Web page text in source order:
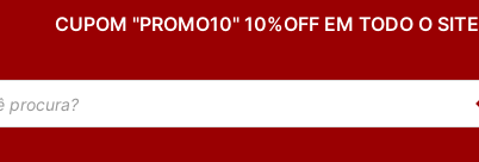
CUPOM "PROMO10" 10%OFF EM TODO O SITE